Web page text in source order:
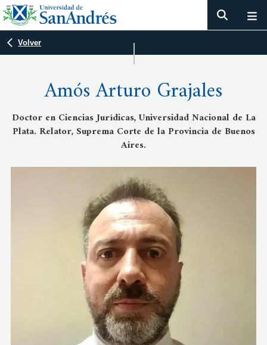
Volver
Amós Arturo Grajales
Doctor en Ciencias Jurídicas, Universidad Nacional de La
Plata. Relator, Suprema Corte de la Provincia de Buenos
Aires.